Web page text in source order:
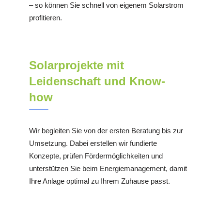
– so können Sie schnell von eigenem Solarstrom
profitieren.
Solarprojekte mit
Leidenschaft und Know-
how
Wir begleiten Sie von der ersten Beratung bis zur
Umsetzung. Dabei erstellen wir fundierte
Konzepte, prüfen Fördermöglichkeiten und
unterstützen Sie beim Energiemanagement, damit
Ihre Anlage optimal zu Ihrem Zuhause passt.